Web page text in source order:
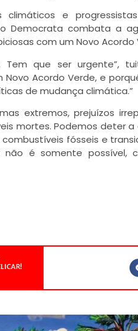
e
Democrata combata a
com um Novo Acordo
que ser urgente”,
Acordo Verde, e
de mudança climática.”
extremos, prejuízos
mortes. Podemos deter
fósseis e
não é somente